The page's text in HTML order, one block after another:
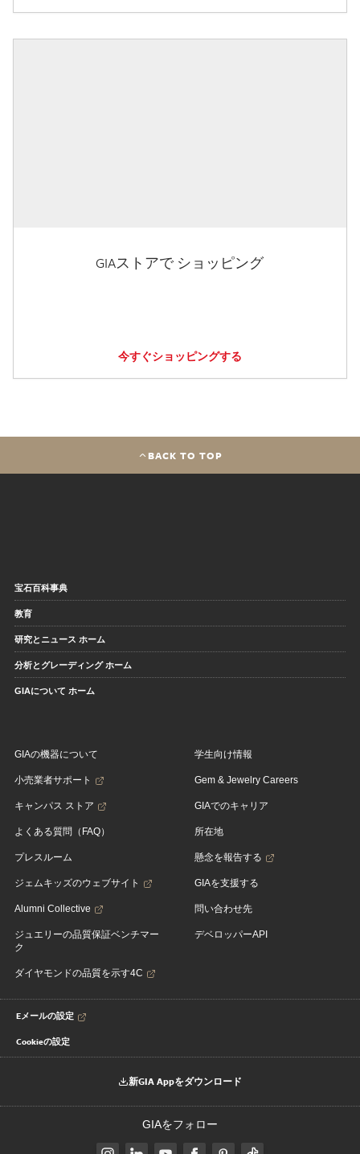
GIAストアで ショッピング
今すぐショッピングする
BACK TO TOP
宝石百科事典
教育
研究とニュース ホーム
分析とグレーディング ホーム
GIAについて ホーム
GIAの機器について
小売業者サポート
キャンパス ストア
よくある質問（FAQ）
プレスルーム
ジェムキッズのウェブサイト
Alumni Collective
ジュエリーの品質保証ベンチマー
ク
ダイヤモンドの品質を示す4C
学生向け情報
Gem & Jewelry Careers
GIAでのキャリア
所在地
懸念を報告する
GIAを支援する
問い合わせ先
デベロッパーAPI
Eメールの設定
Cookieの設定
新GIA Appをダウンロード
GIAをフォロー